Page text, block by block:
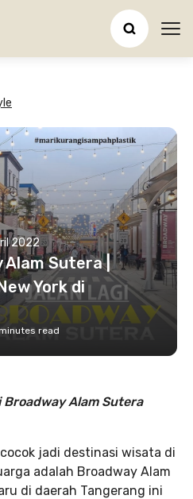
2022
Alam Sutera |
York di
read
Alam Sutera
jadi destinasi wisata di
adalah Broadway Alam
di daerah Tangerang ini